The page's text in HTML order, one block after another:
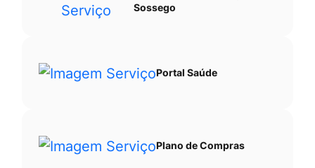
Sossego
Portal Saúde
Plano de Compras